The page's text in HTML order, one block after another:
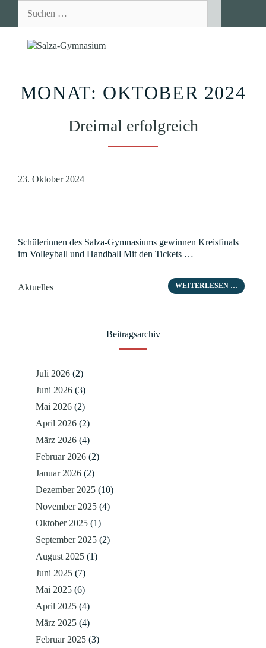
springen
nach:
MONAT: OKTOBER 2024
Dreimal erfolgreich
23. Oktober 2024
Schülerinnen des Salza-Gymnasiums gewinnen Kreisfinals
im Volleyball und Handball Mit den Tickets …
WEITERLESEN …
Kategorien
Aktuelles
Beitragsarchiv
Juli 2026 (2)
Juni 2026 (3)
Mai 2026 (2)
April 2026 (2)
März 2026 (4)
Februar 2026 (2)
Januar 2026 (2)
Dezember 2025 (10)
November 2025 (4)
Oktober 2025 (1)
September 2025 (2)
August 2025 (1)
Juni 2025 (7)
Mai 2025 (6)
April 2025 (4)
März 2025 (4)
Februar 2025 (3)